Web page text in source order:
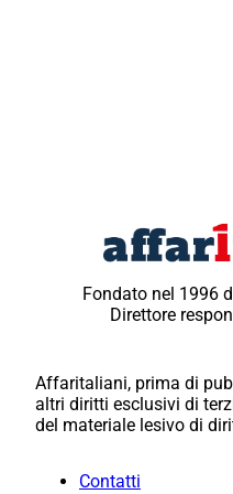
Fondato nel 1996
Direttore
Affaritaliani, prima di
altri diritti esclusivi di
del materiale lesivo di
Contatti